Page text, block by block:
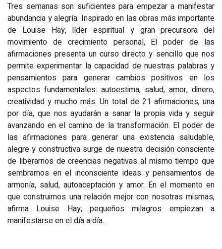
Tres semanas son suficientes para empezar a manifestar
abundancia y alegría. Inspirado en las obras más importante
de Louise Hay, líder espiritual y gran precursora del
movimiento de crecimiento personal, El poder de las
afirmaciones presenta un curso directo y sencillo que nos
permite experimentar la capacidad de nuestras palabras y
pensamientos para generar cambios positivos en los
aspectos fundamentales: autoestima, salud, amor, dinero,
creatividad y mucho más. Un total de 21 afirmaciones, una
por día, que nos ayudarán a sanar la propia vida y seguir
avanzando en el camino de la transformación. El poder de
las afirmaciones para generar una existencia saludable,
alegre y constructiva surge de nuestra decisión consciente
de liberarnos de creencias negativas al mismo tiempo que
sembramos en el inconsciente ideas y pensamientos de
armonía, salud, autoaceptación y amor. En el momento en
que construimos una relación mejor con nosotras mismas,
afirma Louise Hay, pequeños milagros empiezan a
manifestarse en el día a día.